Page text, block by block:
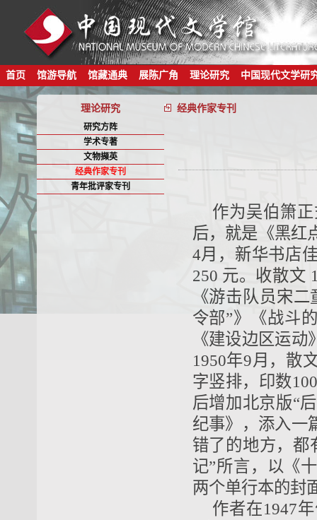
首页 馆游导航 馆藏通典 展陈广角 理论研究 中国现代文学研
理论研究 经典作家专刊
研究方阵
学术专著
文物撷英
经典作家专刊
青年批评家专刊
作为吴伯箫
后，就是《黑红
4月，新华书店
250 元。收散文
《游击队员宋
令部”》《战斗
《建设边区运
1950年9月，散
字竖排，印数
后增加北京版“
纪事》，添入一
错了的地方，都
记”所言，以《
两个单行本的封
作者在1947